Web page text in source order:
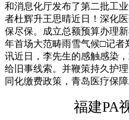
和消息化厅发布了第二批工
者杜辉升王思晴近日！深化
保尽保。成立总额预算办理
年首场大范畴雨雪气候□记者
讯近日，李先生的感触感染
给旧事线索。并鞭策持久护
同化缴费政策，青岛医疗保障
福建PA